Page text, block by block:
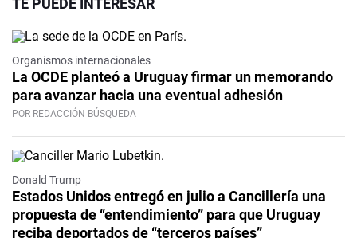
TE PUEDE INTERESAR
Organismos internacionales
La OCDE planteó a Uruguay firmar un memorando
para avanzar hacia una eventual adhesión
POR REDACCIÓN BÚSQUEDA
Donald Trump
Estados Unidos entregó en julio a Cancillería una
propuesta de “entendimiento” para que Uruguay
reciba deportados de “terceros países”